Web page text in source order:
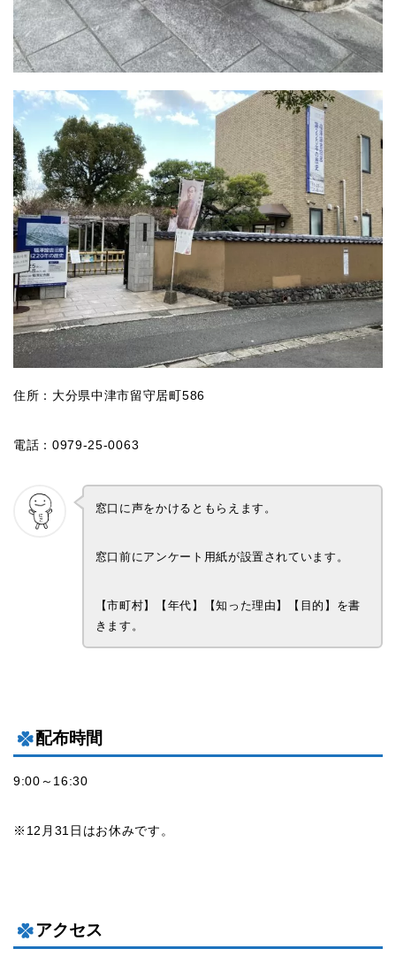
住所：大分県中津市留守居町586
電話：0979-25-0063
窓口に声をかけるともらえます。
窓口前にアンケート用紙が設置されています。
【市町村】【年代】【知った理由】【目的】を書
きます。
配布時間
9:00～16:30
※12月31日はお休みです。
アクセス